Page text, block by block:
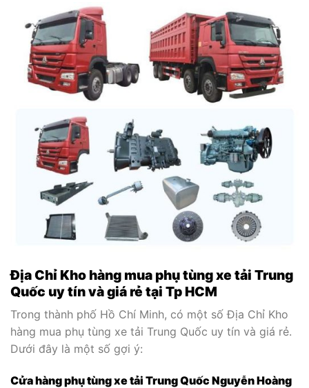
Địa Chỉ Kho hàng mua phụ tùng xe tải Trung
Quốc uy tín và giá rẻ tại Tp HCM
Trong thành phố Hồ Chí Minh, có một số Địa Chỉ Kho
hàng mua phụ tùng xe tải Trung Quốc uy tín và giá rẻ.
Dưới đây là một số gợi ý:
Cửa hàng phụ tùng xe tải Trung Quốc Nguyễn Hoàng